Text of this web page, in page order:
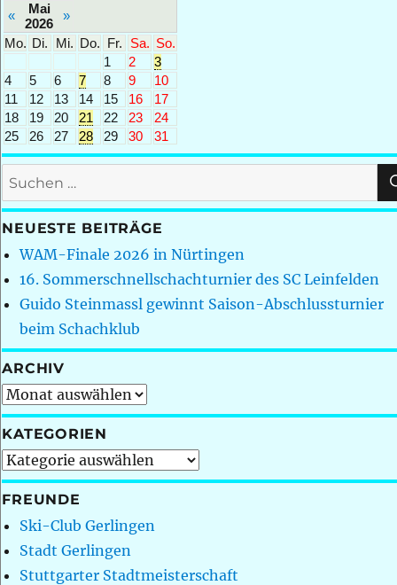
«
Mai
2026
»
Mo. Di. Mi. Do. Fr. Sa. So.
1
2
3
4
5 6 7 8 9
10
11
12 13 14 15 16
17
18
19 20 21 22 23
24
25
26 27 28 29 30 31
Suchen
nach:
NEUESTE BEITRÄGE
WAM-Finale 2026 in Nürtingen
16. Sommerschnellschachturnier des SC Leinfelden
Guido Steinmassl gewinnt Saison-Abschlussturnier
beim Schachklub
ARCHIV
Archiv
KATEGORIEN
Kategorien
FREUNDE
Ski-Club Gerlingen
Stadt Gerlingen
Stuttgarter Stadtmeisterschaft